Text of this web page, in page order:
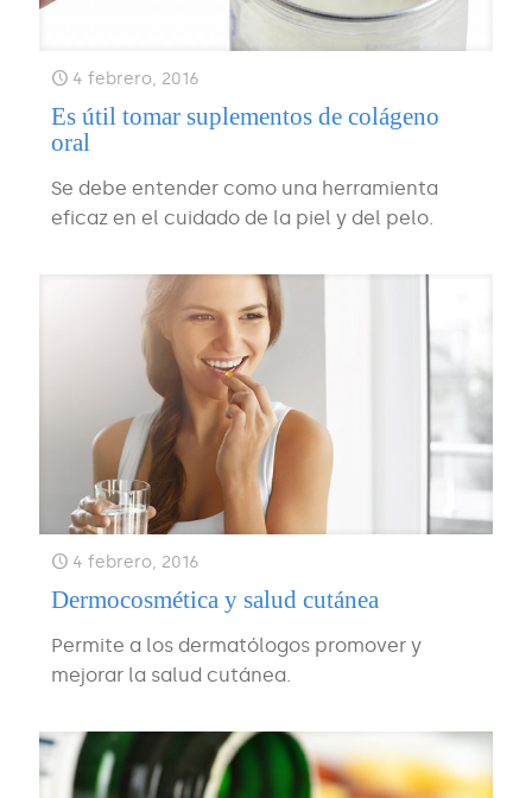
4 febrero, 2016
Es útil tomar suplementos de colágeno
oral
Se debe entender como una herramienta
eficaz en el cuidado de la piel y del pelo.
4 febrero, 2016
Dermocosmética y salud cutánea
Permite a los dermatólogos promover y
mejorar la salud cutánea.